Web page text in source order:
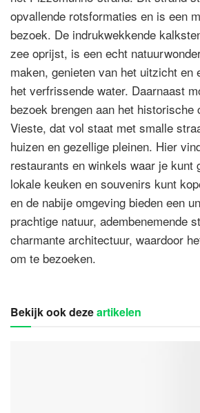
opvallende rotsformaties en is een
bezoek. De indrukwekkende
zee oprijst, is een echt
maken, genieten van het uitzicht en
het verfrissende water. Daarnaast
bezoek brengen aan het historische
Vieste, dat vol staat met smalle
huizen en gezellige pleinen. Hier
restaurants en winkels waar je kunt
lokale keuken en souvenirs kunt
en de nabije omgeving bieden een
prachtige natuur, adembenemende
charmante architectuur, waardoor
om te bezoeken.
Bekijk ook dezeartikelen